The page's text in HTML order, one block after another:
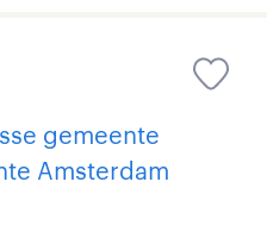
gemeente
Amsterdam